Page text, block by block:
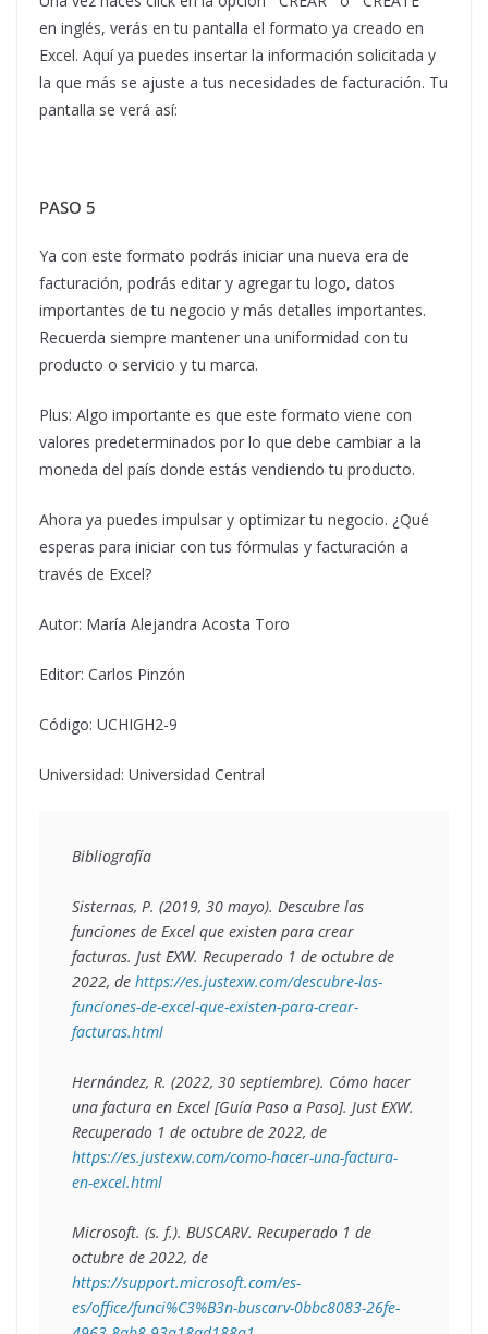
en inglés, verás en tu pantalla el formato ya creado en
Excel. Aquí ya puedes insertar la información solicitada y
la que más se ajuste a tus necesidades de facturación. Tu
pantalla se verá así:
PASO 5
Ya con este formato podrás iniciar una nueva era de
facturación, podrás editar y agregar tu logo, datos
importantes de tu negocio y más detalles importantes.
Recuerda siempre mantener una uniformidad con tu
producto o servicio y tu marca.
Plus: Algo importante es que este formato viene con
valores predeterminados por lo que debe cambiar a la
moneda del país donde estás vendiendo tu producto.
Ahora ya puedes impulsar y optimizar tu negocio. ¿Qué
esperas para iniciar con tus fórmulas y facturación a
través de Excel?
Autor: María Alejandra Acosta Toro
Editor: Carlos Pinzón
Código: UCHIGH2-9
Universidad: Universidad Central
Bibliografía
Sisternas, P. (2019, 30 mayo). Descubre las
funciones de Excel que existen para crear
facturas. Just EXW. Recuperado 1 de octubre de
2022, de https://es.justexw.com/descubre-las-
funciones-de-excel-que-existen-para-crear-
facturas.html
Hernández, R. (2022, 30 septiembre). Cómo hacer
una factura en Excel [Guía Paso a Paso]. Just EXW.
https://es.justexw.com/como-hacer-una-factura-
en-excel.html
Microsoft. (s. f.). BUSCARV. Recuperado 1 de
https://support.microsoft.com/es-
es/office/funci%C3%B3n-buscarv-0bbc8083-26fe-